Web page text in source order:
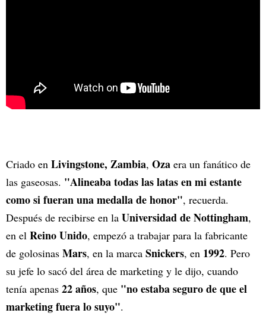
Criado en Livingstone, Zambia, Oza era un fanático de
las gaseosas. "Alineaba todas las latas en mi estante
como si fueran una medalla de honor", recuerda.
Después de recibirse en la Universidad de Nottingham,
en el Reino Unido, empezó a trabajar para la fabricante
de golosinas Mars, en la marca Snickers, en 1992. Pero
su jefe lo sacó del área de marketing y le dijo, cuando
tenía apenas 22 años, que "no estaba seguro de que el
marketing fuera lo suyo".